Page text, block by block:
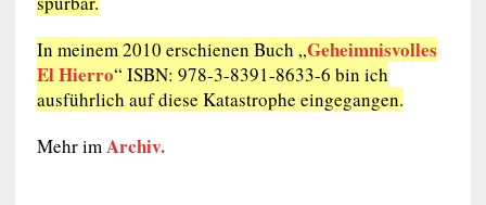
In meinem 2010 erschienen Buch „Geheimnisvolles
El Hierro“ ISBN: 978-3-8391-8633-6 bin ich
ausführlich auf diese Katastrophe eingegangen.
Mehr imArchiv.